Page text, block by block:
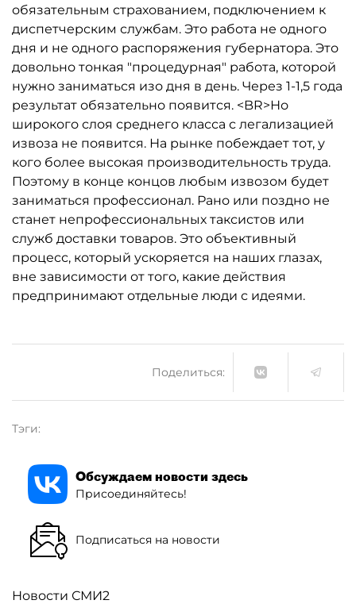
обязательным страхованием, подключением к
диспетчерским службам. Это работа не одного
дня и не одного распоряжения губернатора. Это
довольно тонкая "процедурная" работа, которой
нужно заниматься изо дня в день. Через 1-1,5 года
результат обязательно появится. <BR>Но
широкого слоя среднего класса с легализацией
извоза не появится. На рынке побеждает тот, у
кого более высокая производительность труда.
Поэтому в конце концов любым извозом будет
заниматься профессионал. Рано или поздно не
станет непрофессиональных таксистов или
служб доставки товаров. Это объективный
процесс, который ускоряется на наших глазах,
вне зависимости от того, какие действия
предпринимают отдельные люди с идеями.
Поделиться:
Тэги:
Обсуждаем новости здесь
Присоединяйтесь!
Подписаться на новости
Новости СМИ2